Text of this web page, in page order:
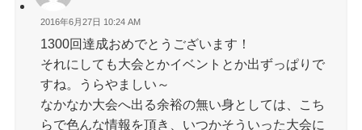
2016年6月27日 10:24 AM
1300回達成おめでとうございます！
それにしても大会とかイベントとか出ずっぱりで
すね。うらやましい～
なかなか大会へ出る余裕の無い身としては、こち
らで色んな情報を頂き、いつかそういった大会に